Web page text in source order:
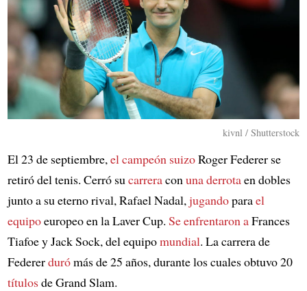
kivnl / Shutterstock
El 23 de septiembre, el campeón suizoRoger Federer se
retiró del tenis. Cerró su carreracon una derrotaen dobles
junto a su eterno rival, Rafael Nadal, jugandoparael
equipoeuropeo en la Laver Cup. Se enfrentaron aFrances
Tiafoe y Jack Sock, del equipomundial. La carrera de
Federerdurómás de 25 años, durante los cuales obtuvo 20
títulosde Grand Slam.